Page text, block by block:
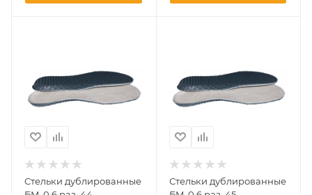
Стельки дублированные
Стельки дублированные